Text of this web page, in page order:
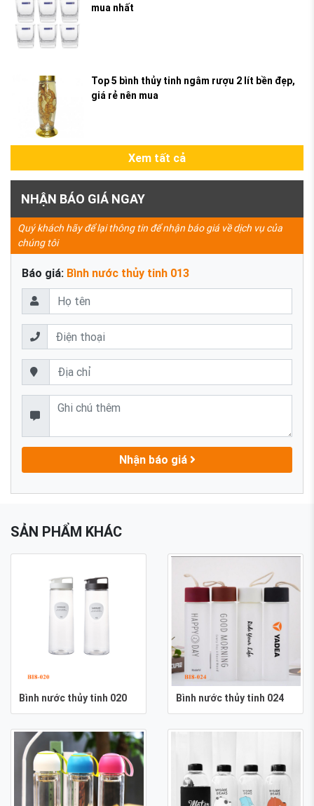
mua nhất
Top 5 bình thủy tinh ngâm rượu 2 lít bền đẹp,
giá rẻ nên mua
Xem tất cả
NHẬN BÁO GIÁ NGAY
Quý khách hãy để lại thông tin để nhận báo giá về dịch vụ của
chúng tôi
Báo giá: Bình nước thủy tinh 013
Nhận báo giá
SẢN PHẨM KHÁC
Bình nước thủy tinh 020 Bình nước thủy tinh 024